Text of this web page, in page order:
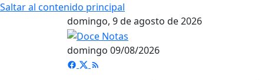
Saltar al contenido principal
domingo, 9 de agosto de 2026
domingo 09/08/2026